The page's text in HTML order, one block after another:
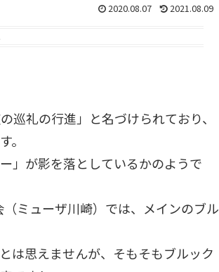
2020.08.07 2021.08.09
礼の行進」と名づけられており、
。
」が影を落としているかのようで
ミューザ川崎）では、メインのブル
は思えませんが、そもそもブルック